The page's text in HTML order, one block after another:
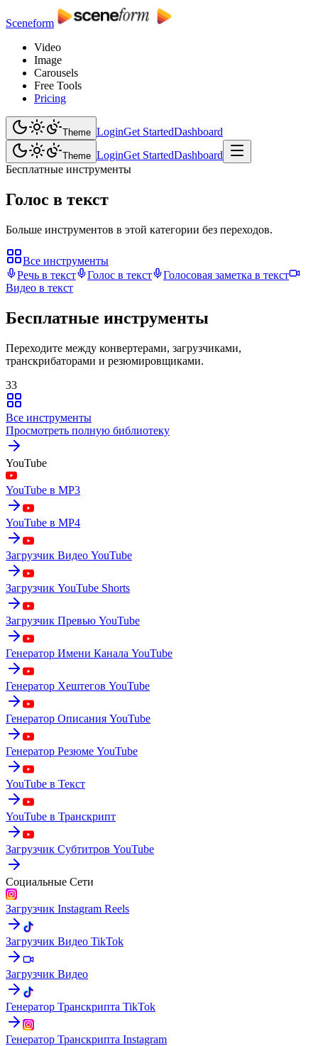
Sceneform
Video
Image
Carousels
Free Tools
Pricing
Theme LoginGet StartedDashboard
Theme LoginGet StartedDashboard
Бесплатные инструменты
Голос в текст
Больше инструментов в этой категории без переходов.
Все инструменты
Речь в текст
Голос в текст
Голосовая заметка в текст
Видео в текст
Бесплатные инструменты
Переходите между конвертерами, загрузчиками,
транскрибаторами и резюмировщиками.
33
Все инструменты
Просмотреть полную библиотеку
YouTube
YouTube в MP3
YouTube в MP4
Загрузчик Видео YouTube
Загрузчик YouTube Shorts
Загрузчик Превью YouTube
Генератор Имени Канала YouTube
Генератор Хештегов YouTube
Генератор Описания YouTube
Генератор Резюме YouTube
YouTube в Текст
YouTube в Транскрипт
Загрузчик Субтитров YouTube
Социальные Сети
Загрузчик Instagram Reels
Загрузчик Видео TikTok
Загрузчик Видео
Генератор Транскрипта TikTok
Генератор Транскрипта Instagram